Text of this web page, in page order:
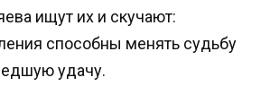
ищут их и скучают:
способны менять судьбу
удачу.